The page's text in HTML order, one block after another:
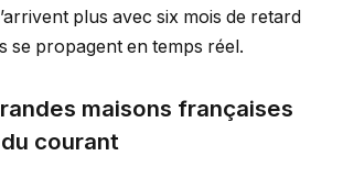
plus avec six mois de retard
se propagent en temps réel.
maisons françaises
courant